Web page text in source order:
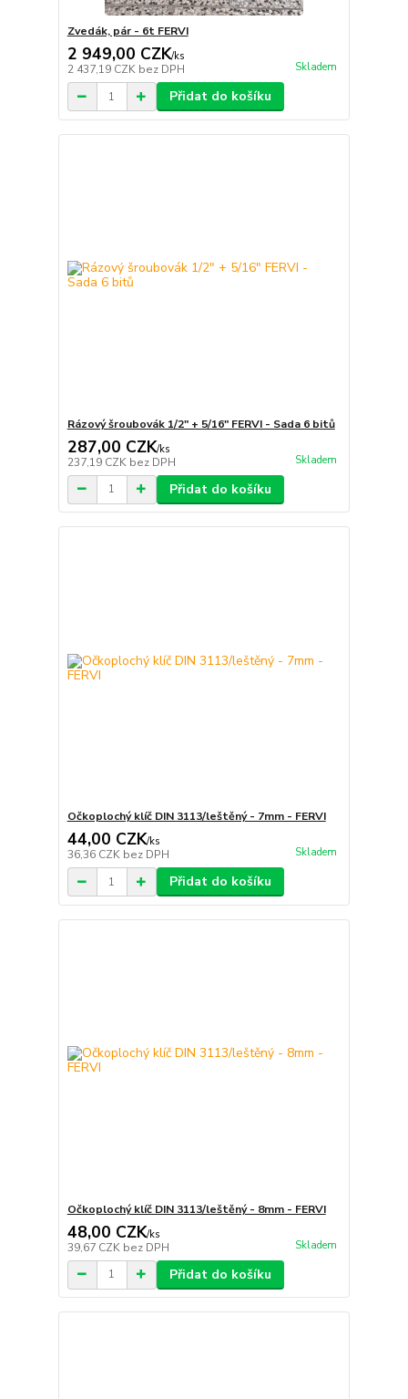
Zvedák, pár - 6t FERVI
2 949,00 CZK/ks
2 437,19 CZK bez DPH Skladem
Přidat do košíku
Rázový šroubovák 1/2" + 5/16" FERVI - Sada 6 bitů
287,00 CZK/ks
237,19 CZK bez DPH Skladem
Přidat do košíku
Očkoplochý klíč DIN 3113/leštěný - 7mm - FERVI
44,00 CZK/ks
36,36 CZK bez DPH Skladem
Přidat do košíku
Očkoplochý klíč DIN 3113/leštěný - 8mm - FERVI
48,00 CZK/ks
39,67 CZK bez DPH Skladem
Přidat do košíku